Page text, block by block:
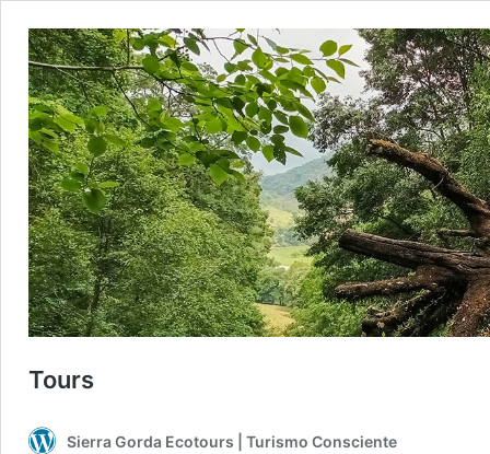
Tours
Sierra Gorda Ecotours | Turismo Consciente